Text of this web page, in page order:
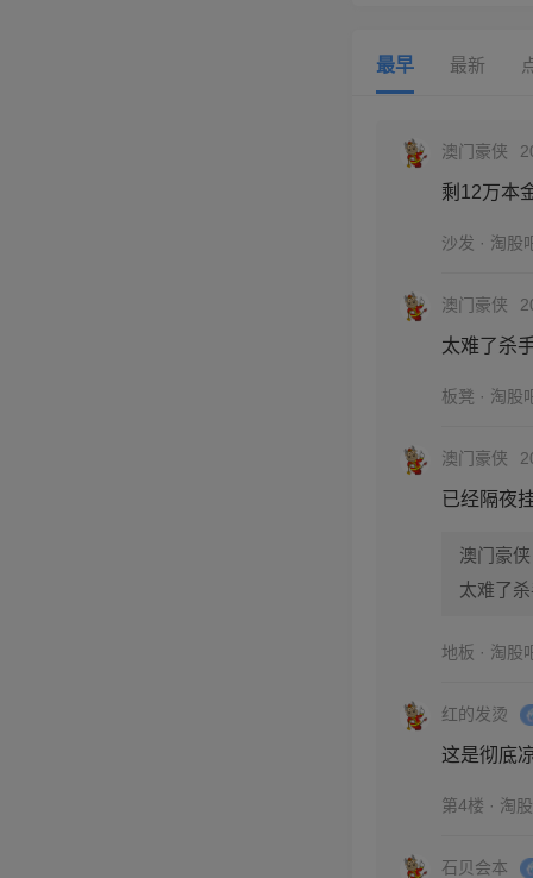
最早 最新
澳门豪侠
剩12万本
沙发 · 淘股
澳门豪侠
太难了杀
板凳 · 淘股
澳门豪侠
已经隔夜
澳门豪侠
太难了
地板 · 淘股
红的发烫
这是彻底
第4楼 · 淘
石贝会本